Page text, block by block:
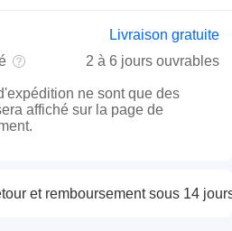
Livraison gratuite
2 à 6 jours ouvrables
ne sont que des
affiché sur la page de
et remboursement sous 14